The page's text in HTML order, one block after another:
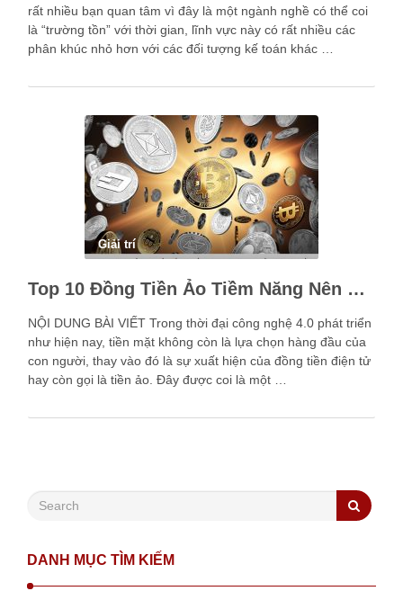
rất nhiều bạn quan tâm vì đây là một ngành nghề có thể coi
là “trường tồn” với thời gian, lĩnh vực này có rất nhiều các
phân khúc nhỏ hơn với các đối tượng kế toán khác …
Giải trí
Top 10 Đồng Tiền Ảo Tiềm Năng Nên Đầu Tư Nhất
NỘI DUNG BÀI VIẾT Trong thời đại công nghệ 4.0 phát triển
như hiện nay, tiền mặt không còn là lựa chọn hàng đầu của
con người, thay vào đó là sự xuất hiện của đồng tiền điện tử
hay còn gọi là tiền ảo. Đây được coi là một …
DANH MỤC TÌM KIẾM